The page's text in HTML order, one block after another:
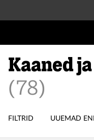
Kaaned
(78)
FILTRID UUEMAD